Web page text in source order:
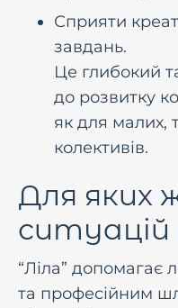
Сприяти
завдань.
Це глибокий
до розвитку
як для малих,
колективів.
Для яких
ситуацiй
“Ліла” допомагає
та професійним